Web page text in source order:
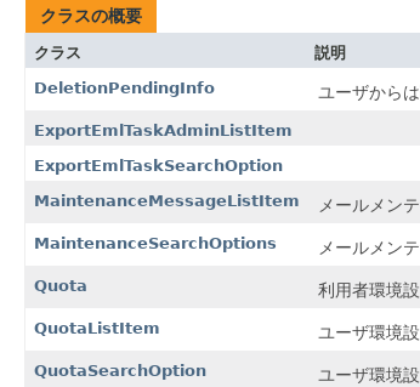
クラスの概要
クラス
説明
DeletionPendingInfo
ユーザから
ExportEmlTaskAdminListItem
ExportEmlTaskSearchOption
MaintenanceMessageListItem
メールメン
MaintenanceSearchOptions メールメン
Quota 利用者環境
QuotaListItem ユーザ環境
QuotaSearchOption ユーザ環境